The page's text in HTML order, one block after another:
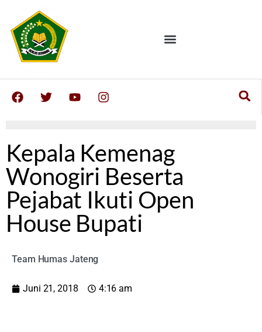
Kepala Kemenag
Wonogiri Beserta
Pejabat Ikuti Open
House Bupati
Team Humas Jateng
Juni 21, 2018 4:16 am